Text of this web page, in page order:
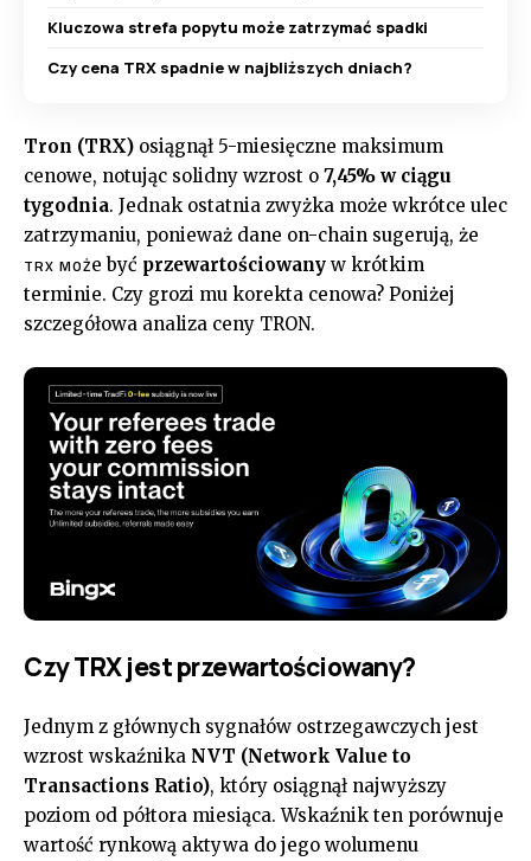
Kluczowa strefa popytu może zatrzymać spadki
Czy cena TRX spadnie w najbliższych dniach?
Tron (TRX) osiągnął 5-miesięczne maksimum
cenowe, notując solidny wzrost o 7,45% w ciągu
tygodnia. Jednak ostatnia zwyżka może wkrótce ulec
zatrzymaniu, ponieważ dane on-chain sugerują, że
TRX MOŻe być przewartościowany w krótkim
terminie. Czy grozi mu korekta cenowa? Poniżej
szczegółowa analiza ceny TRON.
Czy TRX jest przewartościowany?
Jednym z głównych sygnałów ostrzegawczych jest
wzrost wskaźnika NVT (Network Value to
Transactions Ratio), który osiągnął najwyższy
poziom od półtora miesiąca. Wskaźnik ten porównuje
wartość rynkową aktywa do jego wolumenu